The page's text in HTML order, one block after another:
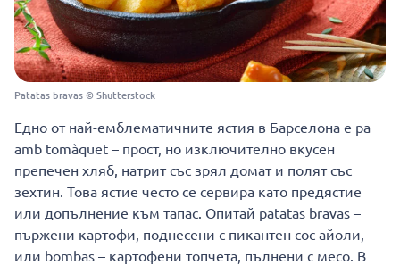
Patatas bravas © Shutterstock
Едно от най-емблематичните ястия в Барселона е pa
amb tomàquet – прост, но изключително вкусен
препечен хляб, натрит със зрял домат и полят със
зехтин. Това ястие често се сервира като предястие
или допълнение към тапас. Опитай patatas bravas –
пържени картофи, поднесени с пикантен сос айоли,
или bombas – картофени топчета, пълнени с месо. В